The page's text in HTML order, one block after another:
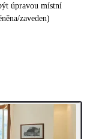
úpravou místní
zaveden)